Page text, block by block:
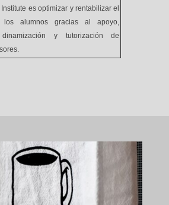
es optimizar y rentabilizar el
los alumnos gracias al apoyo,
dinamización y tutorización de